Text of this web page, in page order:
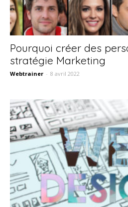
Pourquoi créer des
stratégie Marketing
Webtrainer - 8 avril 2022